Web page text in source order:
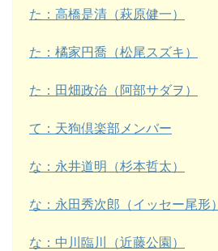
た：高橋是清（萩原健一）
た：橘家円喬（松尾スズキ）
た：田畑政治（阿部サダヲ）
て：天狗倶楽部メンバー
な：永井道明（杉本哲太）
な：永田秀次郎（イッセー尾形）
な：中川臨川（近藤公園）